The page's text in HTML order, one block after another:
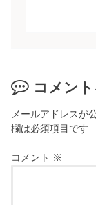
コメン
メールアドレスが
欄は必須項目です
コメント ※